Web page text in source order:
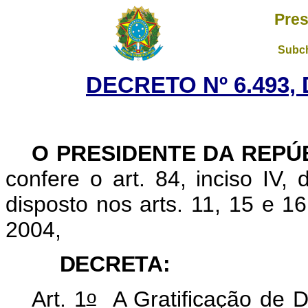
DECRETO Nº
O PRESIDENTE DA
confere o art. 84, inciso IV,
disposto nos arts. 11, 15 e
2004,
DECRETA:
Art. 1oA Gratificação de